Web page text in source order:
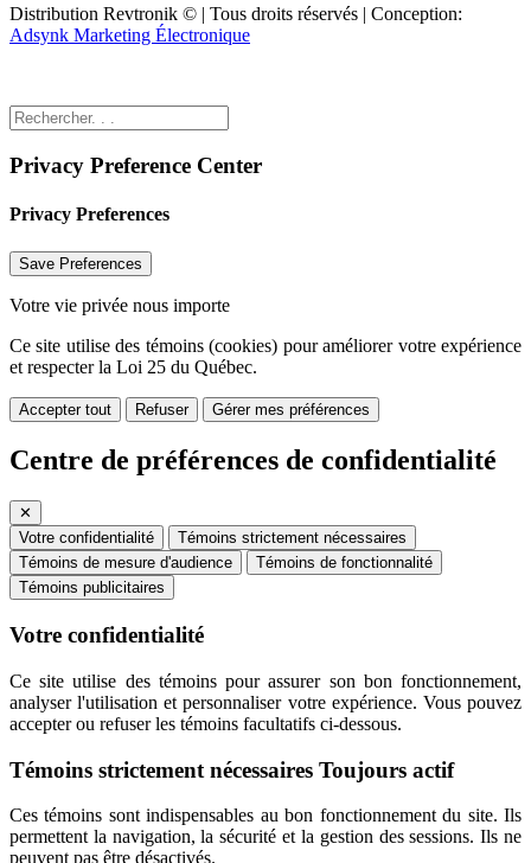
Distribution Revtronik © | Tous droits réservés | Conception:
Adsynk Marketing Électronique
Privacy Preference Center
Privacy Preferences
Votre vie privée nous importe
Ce site utilise des témoins (cookies) pour améliorer votre expérience
et respecter la Loi 25 du Québec.
Accepter tout Refuser Gérer mes préférences
Centre de préférences de confidentialité
✕
Votre confidentialité
Témoins strictement nécessaires
Témoins de mesure d'audience
Témoins de fonctionnalité
Témoins publicitaires
Votre confidentialité
Ce site utilise des témoins pour assurer son bon fonctionnement,
analyser l'utilisation et personnaliser votre expérience. Vous pouvez
accepter ou refuser les témoins facultatifs ci-dessous.
Témoins strictement nécessaires Toujours actif
Ces témoins sont indispensables au bon fonctionnement du site. Ils
permettent la navigation, la sécurité et la gestion des sessions. Ils ne
peuvent pas être désactivés.